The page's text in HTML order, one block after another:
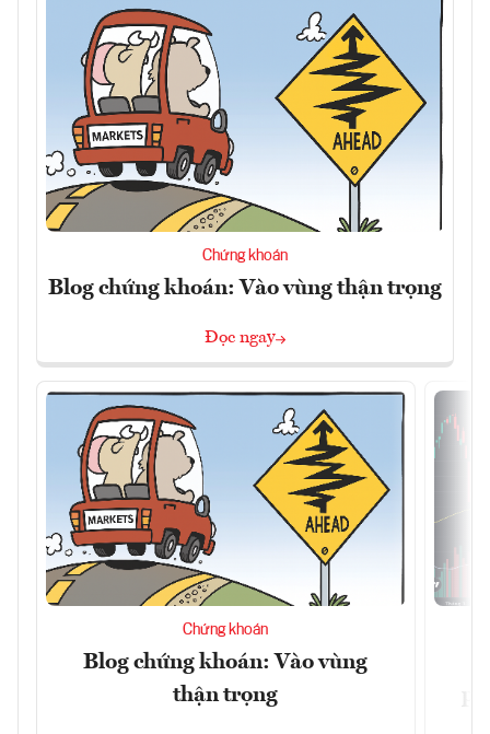
Chứng khoán
Blog chứng khoán: Vào vùng thận trọng
Đọc ngay
Chứng khoán
Blog chứng khoán: Vào vùng
thận trọng